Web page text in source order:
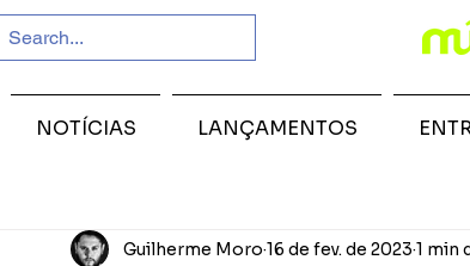
Guilherme Moro 16 de fev. de 2023 1 min
NOTÍCIAS LANÇAMENTOS